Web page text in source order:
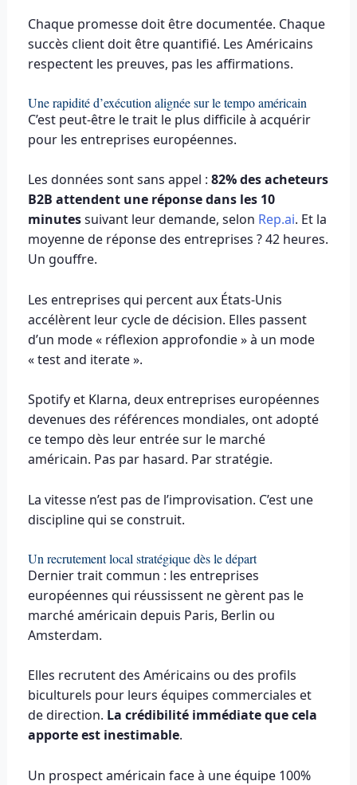
Chaque promesse doit être documentée. Chaque
succès client doit être quantifié. Les Américains
respectent les preuves, pas les affirmations.
Une rapidité d’exécution alignée sur le tempo américain
C’est peut-être le trait le plus difficile à acquérir
pour les entreprises européennes.
Les données sont sans appel : 82% des acheteurs
B2B attendent une réponse dans les 10
minutessuivant leur demande, selon Rep.ai. Et la
moyenne de réponse des entreprises ? 42 heures.
Un gouffre.
Les entreprises qui percent aux États-Unis
accélèrent leur cycle de décision. Elles passent
d’un mode « réflexion approfondie » à un mode
« test and iterate ».
Spotify et Klarna, deux entreprises européennes
devenues des références mondiales, ont adopté
ce tempo dès leur entrée sur le marché
américain. Pas par hasard. Par stratégie.
La vitesse n’est pas de l’improvisation. C’est une
discipline qui se construit.
Un recrutement local stratégique dès le départ
Dernier trait commun : les entreprises
européennes qui réussissent ne gèrent pas le
marché américain depuis Paris, Berlin ou
Amsterdam.
Elles recrutent des Américains ou des profils
biculturels pour leurs équipes commerciales et
de direction. La crédibilité immédiate que cela
apporte est inestimable.
Un prospect américain face à une équipe 100%